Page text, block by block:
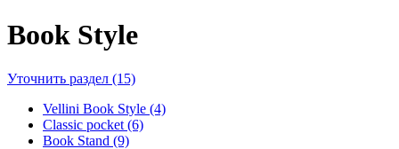
Book Style
Уточнить раздел (15)
Vellini Book Style (4)
Classic pocket (6)
Book Stand (9)